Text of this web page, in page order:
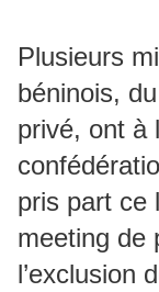
Plusieurs
béninois,
privé, ont à
pris part ce
meeting de
l’exclusion